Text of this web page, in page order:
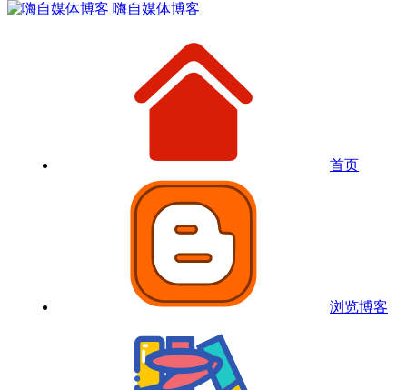
嗨自媒体博客
首页
浏览博客